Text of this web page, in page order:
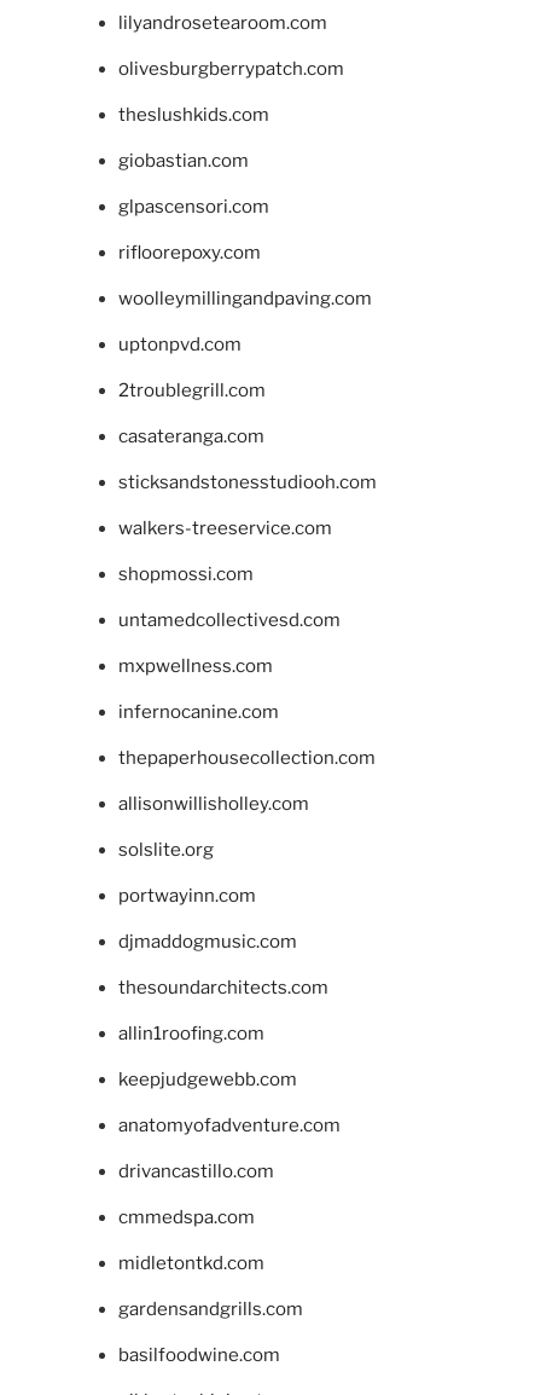
lilyandrosetearoom.com
olivesburgberrypatch.com
theslushkids.com
giobastian.com
glpascensori.com
rifloorepoxy.com
woolleymillingandpaving.com
uptonpvd.com
2troublegrill.com
casateranga.com
sticksandstonesstudiooh.com
walkers-treeservice.com
shopmossi.com
untamedcollectivesd.com
mxpwellness.com
infernocanine.com
thepaperhousecollection.com
allisonwillisholley.com
solslite.org
portwayinn.com
djmaddogmusic.com
thesoundarchitects.com
allin1roofing.com
keepjudgewebb.com
anatomyofadventure.com
drivancastillo.com
cmmedspa.com
midletontkd.com
gardensandgrills.com
basilfoodwine.com